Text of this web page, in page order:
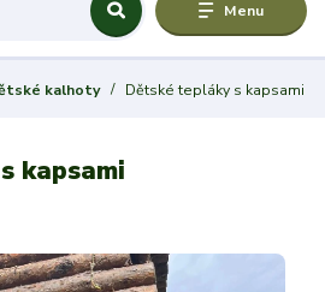
Menu
kalhoty Dětské tepláky s kapsami
kapsami